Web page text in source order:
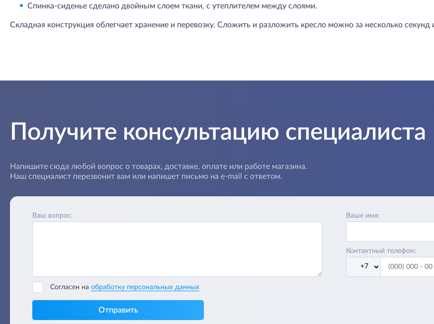
Спинка-сиденье сделано двойным слоем ткани, с утеплителем между слоями.
Складная конструкция облегчает хранение и перевозку. Сложить и разложить кресло можно за несколько секунд
Получите консультацию специалиста
Напишите сюда любой вопрос о товарах, доставке, оплате или работе магазина.
Наш специалист перезвонит вам или напишет письмо на e-mail с ответом.
Ваш вопрос: Ваше имя:
Контактный телефон:
Согласен на обработку персональных данных
Отправить